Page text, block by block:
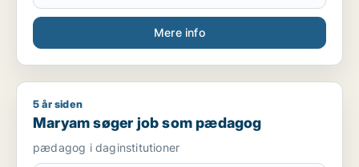
Mere info
Maryam søger job som pædagog
5 år siden
Maryam søger job som pædagog
pædagog i daginstitutioner